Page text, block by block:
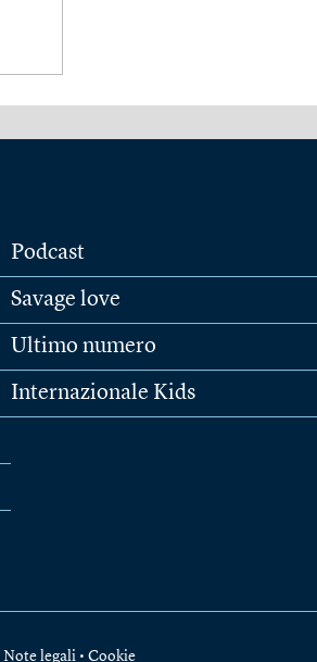
Podcast
Savage love
Ultimo numero
Internazionale Kids
Note legali • Cookie